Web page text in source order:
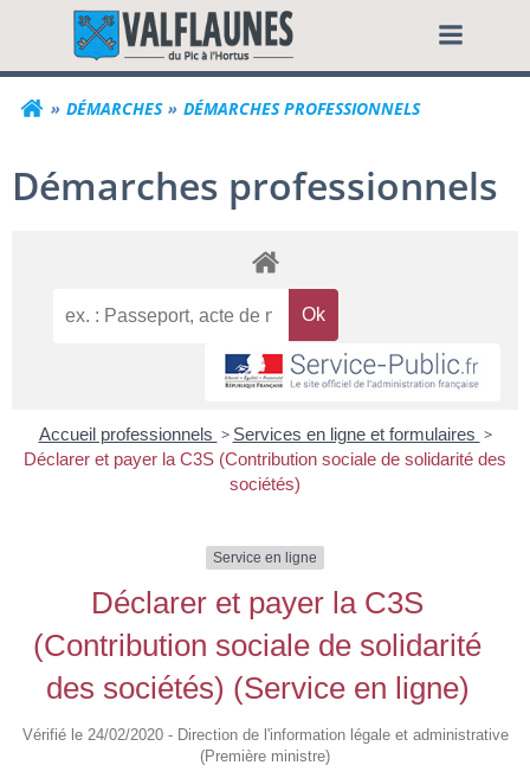
contenuCommune de
DÉMARCHES DÉMARCHES PROFESSIONNELS
Démarches professionnels
Accueil professionnels > Services en ligne et formulaires >
Déclarer et payer la C3S (Contribution sociale de solidarité des
sociétés)
Service en ligne
Déclarer et payer la C3S
(Contribution sociale de solidarité
des sociétés) (Service en ligne)
Vérifié le 24/02/2020 - Direction de l'information légale et administrative
(Première ministre)